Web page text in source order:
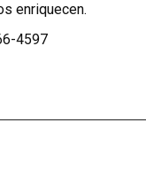
enriquecen.
4597